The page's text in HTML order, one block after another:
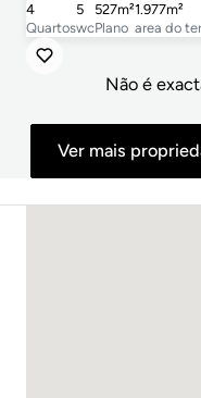
Quartos
4
wc
5
Plano
527m²
area do
1.977m²
Não é
Ver mais